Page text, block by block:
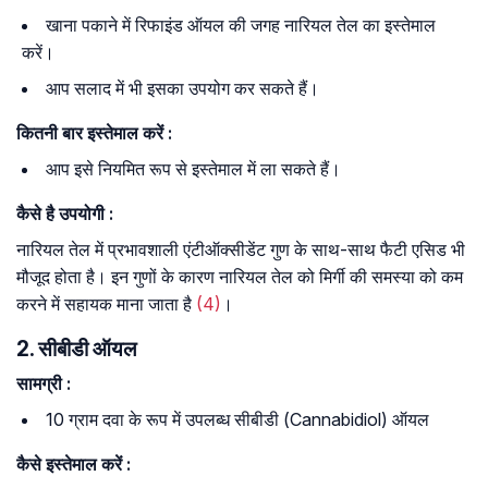
खाना पकाने में रिफाइंड ऑयल की जगह नारियल तेल का इस्तेमाल
करें।
आप सलाद में भी इसका उपयोग कर सकते हैं।
कितनी बार इस्तेमाल करें :
आप इसे नियमित रूप से इस्तेमाल में ला सकते हैं।
कैसेहैउपयोगी :
नारियल तेल में प्रभावशाली एंटीऑक्सीडेंट गुण के साथ-साथ फैटी एसिड भी
मौजूद होता है। इन गुणों के कारण नारियल तेल को मिर्गी की समस्या को कम
करने में सहायक माना जाता है (4) ।
2. सीबीडी ऑयल
सामग्री :
10 ग्राम दवा के रूप में उपलब्ध सीबीडी (Cannabidiol) ऑयल
कैसे इस्तेमाल करें :